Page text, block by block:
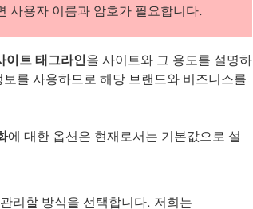
사용자 이름과 암호가 필요합니다.
이트 태그라인 을 사이트와 그 용도를 설명하
를 사용하므로 해당 브랜드와 비즈니스를
에 대한 옵션은 현재로서는 기본값으로 설
리할 방식을 선택합니다. 저희는